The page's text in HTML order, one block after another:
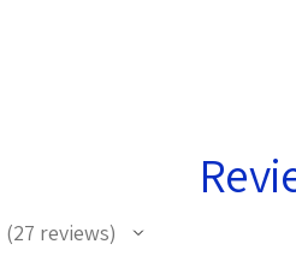
27 reviews
27